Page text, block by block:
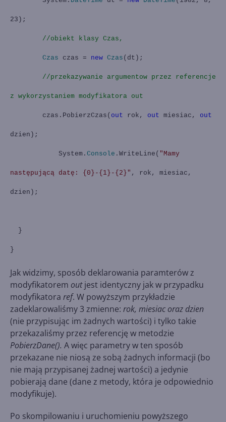
23);
//obiekt klasy Czas,
Czas czas = new Czas (dt);
//przekazywanie argumentow przez referencje
z wykorzystaniem modyfikatora out
czas.PobierzCzas( out rok, out miesiac, out
dzien);
System. Console .WriteLine( "Mamy
następującą datę: {0}-{1}-{2}" , rok, miesiac,
dzien);
}
}
Jak widzimy, sposób deklarowania paramterów z
modyfikatorem outjest identyczny jak w przypadku
modyfikatora ref. W powyższym przykładzie
zadeklarowaliśmy 3 zmienne: rok, miesiac oraz dzien
(nie przypisując im żadnych wartości) i tylko takie
przekazaliśmy przez referencję w metodzie
PobierzDane(). A więc parametry w ten sposób
przekazane nie niosą ze sobą żadnych informacji (bo
nie mają przypisanej żadnej wartości) a jedynie
pobierają dane (dane z metody, która je odpowiednio
modyfikuje).
Po skompilowaniu i uruchomieniu powyższego